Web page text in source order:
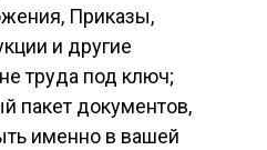
Приказы,
и другие
труда под ключ;
пакет документов,
именно в вашей